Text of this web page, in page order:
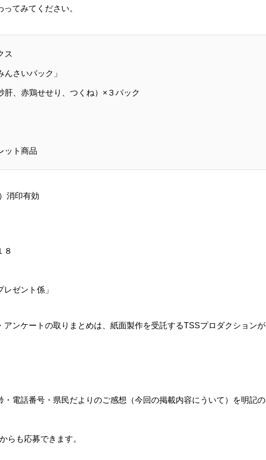
てみてください。
ス
んさいパック」
肝、赤鶏せせり、つくね）×３パック
ット商品
消印有効
８
ゼント係」
アンケートの取りまとめは、紙面製作を受託するTSSプロダクションが
・電話番号・県民だよりのご感想（今回の掲載内容にういて）を明記の
らも応募できます。